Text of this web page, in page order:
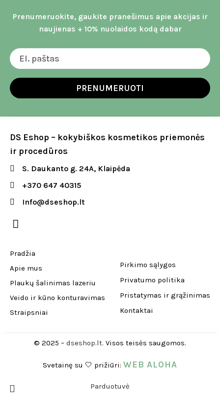
Prenumeruokite, gaukite pranešimus apie akcijas ir
naujienas + 10% nuolaidos kodą dabar
PRENUMERUOTI
DS Eshop – kokybiškos kosmetikos priemonės
ir procedūros
S. Daukanto g. 24A, Klaipėda
+370 647 40315
Info@dseshop.lt
Pradžia
Apie mus
Plaukų šalinimas lazeriu
Veido ir kūno konturavimas
Straipsniai
Pirkimo sąlygos
Privatumo politika
Pristatymas ir grąžinimas
Kontaktai
© 2025 – dseshop.lt. Visos teisės saugomos.
Svetainę su 🤍 prižiūri:WEB ALOHA
Parduotuvė